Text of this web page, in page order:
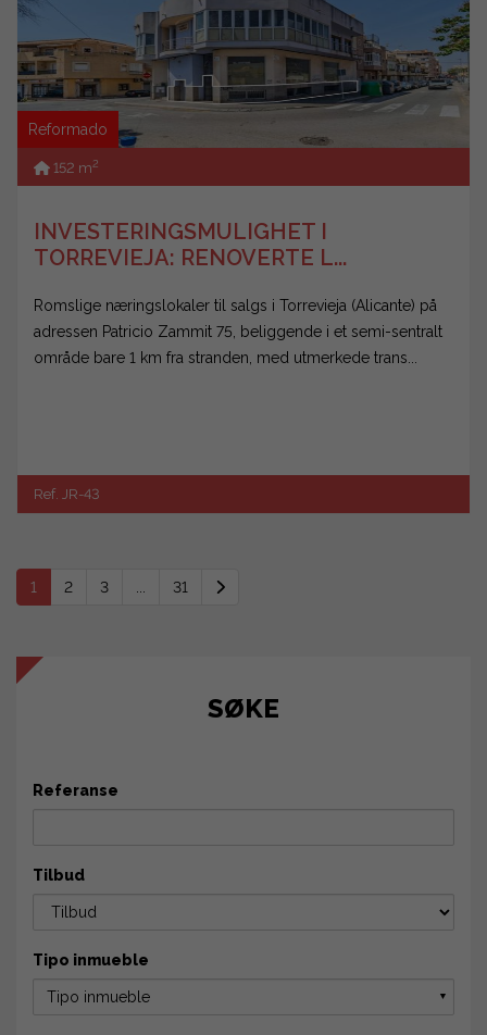
Reformado
152 m2
INVESTERINGSMULIGHET I
TORREVIEJA: RENOVERTE L...
Romslige næringslokaler til salgs i Torrevieja (Alicante) på
adressen Patricio Zammit 75, beliggende i et semi-sentralt
område bare 1 km fra stranden, med utmerkede trans...
Ref. JR-43
1 2 3 ... 31
SØKE
Referanse
Tilbud
Tipo inmueble
Tipo inmueble ▼